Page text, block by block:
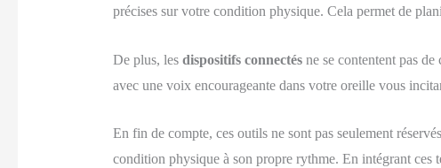
précises sur votre condition physique. Cela permet de
De plus, les dispositifs connectésne se contentent pas de
avec une voix encourageante dans votre oreille vous
En fin de compte, ces outils ne sont pas seulement
condition physique à son propre rythme. En intégrant